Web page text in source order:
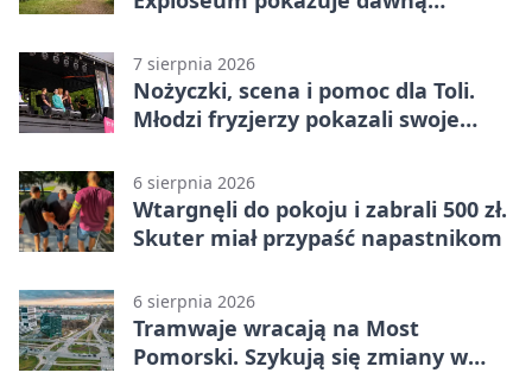
7 sierpnia 2026
Nożyczki, scena i pomoc dla Toli.
Młodzi fryzjerzy pokazali swoje
6 sierpnia 2026
Wtargnęli do pokoju i zabrali 500 zł.
Skuter miał przypaść napastnikom
6 sierpnia 2026
Tramwaje wracają na Most
Pomorski. Szykują się zmiany w